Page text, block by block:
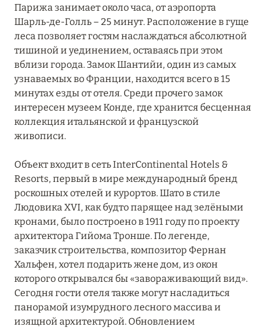
Парижа занимает около часа, от аэропорта
Шарль-де-Голль – 25 минут. Расположение в гуще
леса позволяет гостям наслаждаться абсолютной
тишиной и уединением, оставаясь при этом
вблизи города. Замок Шантийи, один из самых
узнаваемых во Франции, находится всего в 15
минутах езды от отеля. Среди прочего замок
интересен музеем Конде, где хранится бесценная
коллекция итальянской и французской
живописи.
Объект входит в сеть InterContinental Hotels &
Resorts, первый в мире международный бренд
роскошных отелей и курортов. Шато в стиле
Людовика XVI, как будто парящее над зелёными
кронами, было построено в 1911 году по проекту
архитектора Гийома Тронше. По легенде,
заказчик строительства, композитор Фернан
Хальфен, хотел подарить жене дом, из окон
которого открывался бы «завораживающий вид».
Сегодня гости отеля также могут насладиться
панорамой изумрудного лесного массива и
изящной архитектурой. Обновлением